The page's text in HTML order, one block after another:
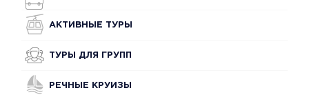
АКТИВНЫЕ ТУРЫ
ТУРЫ ДЛЯ ГРУПП
РЕЧНЫЕ КРУИЗЫ